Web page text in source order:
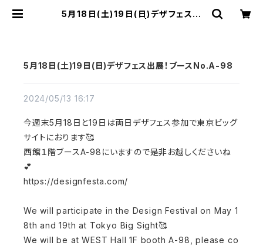
5月18日(土)19日(日)デザフェス出
5月18日(土)19日(日)デザフェス出展！ブースNo.A-98
2024/05/13 16:17
今週末5月18日と19日は両日デザフェス参加で東京ビッグ
サイトにおります🥰
西館１階ブースA-98にいますので是非お越しくださいね
💕
https://designfesta.com/
We will participate in the Design Festival on May 1
8th and 19th at Tokyo Big Sight🥰
We will be at WEST Hall 1F booth A-98, please co